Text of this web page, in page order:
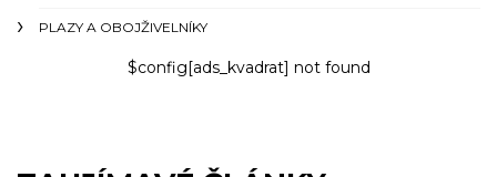
PLAZY A OBOJŽIVELNÍKY
$config[ads_kvadrat] not found